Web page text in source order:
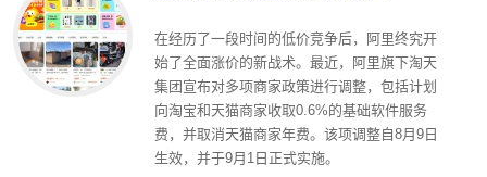
在经历了一段时间的低价竞争后，阿里终究开
始了全面涨价的新战术。最近，阿里旗下淘天
集团宣布对多项商家政策进行调整，包括计划
向淘宝和天猫商家收取0.6%的基础软件服务
费，并取消天猫商家年费。该项调整自8月9日
生效，并于9月1日正式实施。